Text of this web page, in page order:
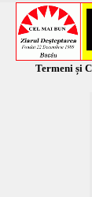
Termeni și